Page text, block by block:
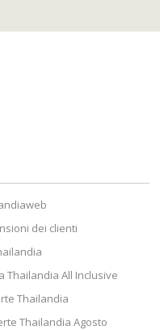
dei clienti
Thailandia All Inclusive
Thailandia
Thailandia Agosto